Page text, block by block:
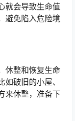
就会导致生命值
避免陷入危险境
休整和恢复生命
破旧的小屋、
来休整，准备下